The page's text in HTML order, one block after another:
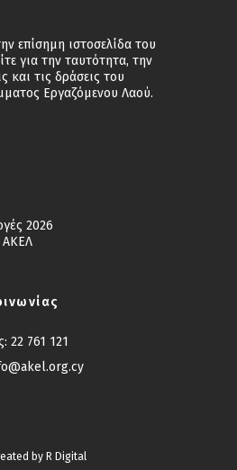
επίσημη ιστοσελίδα του
για την ταυτότητα, την
και τις δράσεις του
Εργαζόμενου Λαού.
2026
ΑΚΕΛ
22 761 121
by R Digital